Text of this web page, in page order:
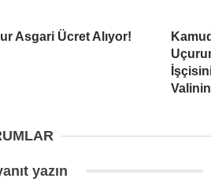
Asgari Ücret Alıyor!
yazın